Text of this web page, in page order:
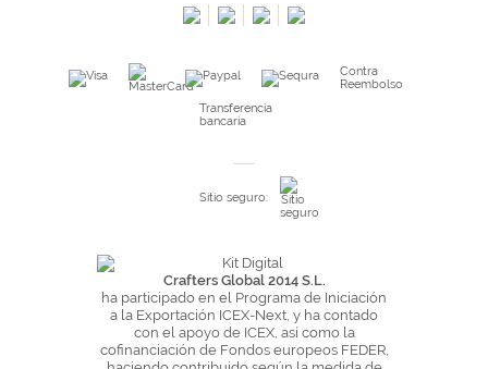
Kimidori PRINT, nuestro servicio de impresión de fotos
Pago seguro y financiación
Condiciones generales de Compra
Contra
Reembolso
Transferencia
bancaria
Sitio seguro:
Crafters Global 2014 S.L.
ha participado en el Programa de Iniciación
a la Exportación ICEX-Next, y ha contado
con el apoyo de ICEX, así como la
cofinanciación de Fondos europeos FEDER,